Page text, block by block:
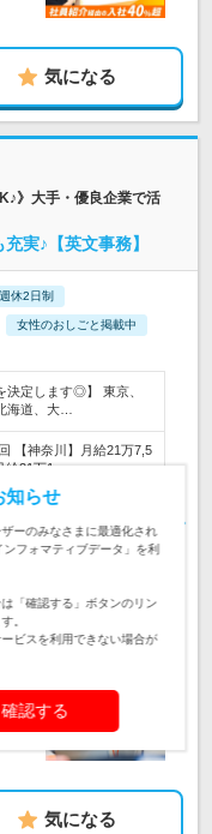
気になる
》大手・優良企業で活
実♪【英文事務】
休2日制
女性のおしごと掲載中
決定します◎】 東京、
海道、大…
【神奈川】月給21万7,5
給21万1,…
！／「メールやりとり」
英語を使用した事務をお
英文・国際学科卒／＼ワ
須スキルナシ！土日祝
気になる
知らせ
ーのみなさまに最適化され
フォマティブデータ」を利
「確認する」ボタンのリン
。
ビスを利用できない場合が
確認する